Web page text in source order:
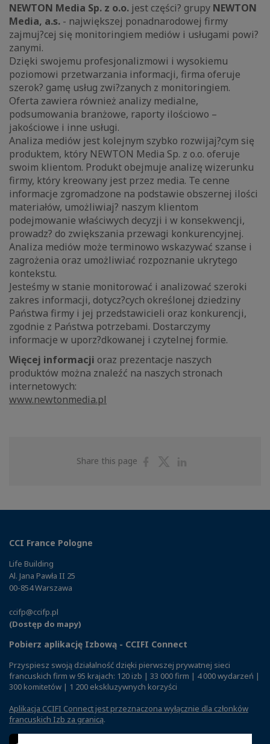
NEWTON Media Sp. z o.o. jest części? grupy NEWTON
Media, a.s. - największej ponadnarodowej firmy
zajmuj?cej się monitoringiem mediów i usługami powi?
zanymi.
Dzięki swojemu profesjonalizmowi i wysokiemu
poziomowi przetwarzania informacji, firma oferuje
szerok? gamę usług zwi?zanych z monitoringiem.
Oferta zawiera również analizy medialne,
podsumowania branżowe, raporty ilościowo –
jakościowe i inne usługi.
Analiza mediów jest kolejnym szybko rozwijaj?cym się
produktem, który NEWTON Media Sp. z o.o. oferuje
swoim klientom. Produkt obejmuje analizę wizerunku
firmy, który kreowany jest przez media. Te cenne
informacje zgromadzone na podstawie obszernej ilości
materiałów, umożliwiaj? naszym klientom
podejmowanie właściwych decyzji i w konsekwencji,
prowadz? do zwiększania przewagi konkurencyjnej.
Analiza mediów może terminowo wskazywać szanse i
zagrożenia oraz umożliwiać rozpoznanie ukrytego
kontekstu.
Jesteśmy w stanie monitorować i analizować szeroki
zakres informacji, dotycz?cych określonej dziedziny
Państwa firmy i jej przedstawicieli oraz konkurencji,
zgodnie z Państwa potrzebami. Dostarczymy
informacje w uporz?dkowanej i czytelnej formie.
Więcej informacji oraz prezentacje naszych
produktów można znaleźć na naszych stronach
internetowych:
www.newtonmedia.pl
Share this page
ShareShare
CCI France Pologne
Life Building
Al. Jana Pawła II 25
00-854 Warszawa
ccifp@ccifp.pl
(Dostęp do mapy)
Pobierz aplikację Izbową - CCIFI Connect
Przyspiesz swoją działalność dzięki pierwszej prywatnej sieci
francuskich firm w 95 krajach: 120 izb | 33 000 firm | 4 000 wydarzeń |
300 komitetów | 1 200 ekskluzywnych korzyści
Aplikacja CCIFI Connect jest przeznaczona wyłącznie dla członków
francuskich Izb za granicą.